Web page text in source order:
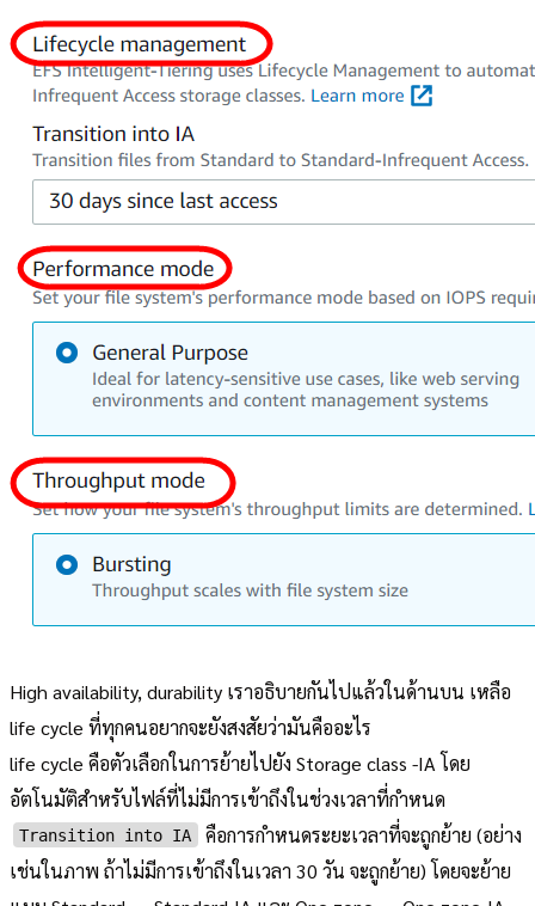
High availability, durability เราอธิบายกันไปแล้วในด้านบน เหลือ
life cycle ที่ทุกคนอยากจะยังสงสัยว่ามันคืออะไร
life cycle คือตัวเลือกในการย้ายไปยัง Storage class -IA โดย
อัตโนมัติสำหรับไฟล์ที่ไม่มีการเข้าถึงในช่วงเวลาที่กำหนด
Transition into IA
คือการกำหนดระยะเวลาที่จะถูกย้าย (อย่าง
เช่นในภาพ ถ้าไม่มีการเข้าถึงในเวลา 30 วัน จะถูกย้าย) โดยจะย้าย